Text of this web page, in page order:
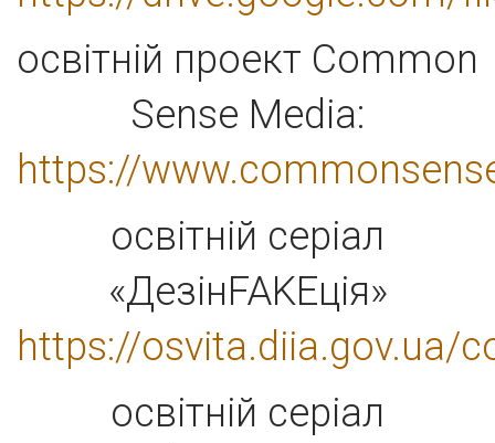
освітній проект Common
Sense Media:
https://
освітній серіал
«ДезінFAKEція»
https://osvita.diia.gov.ua/
освітній серіал